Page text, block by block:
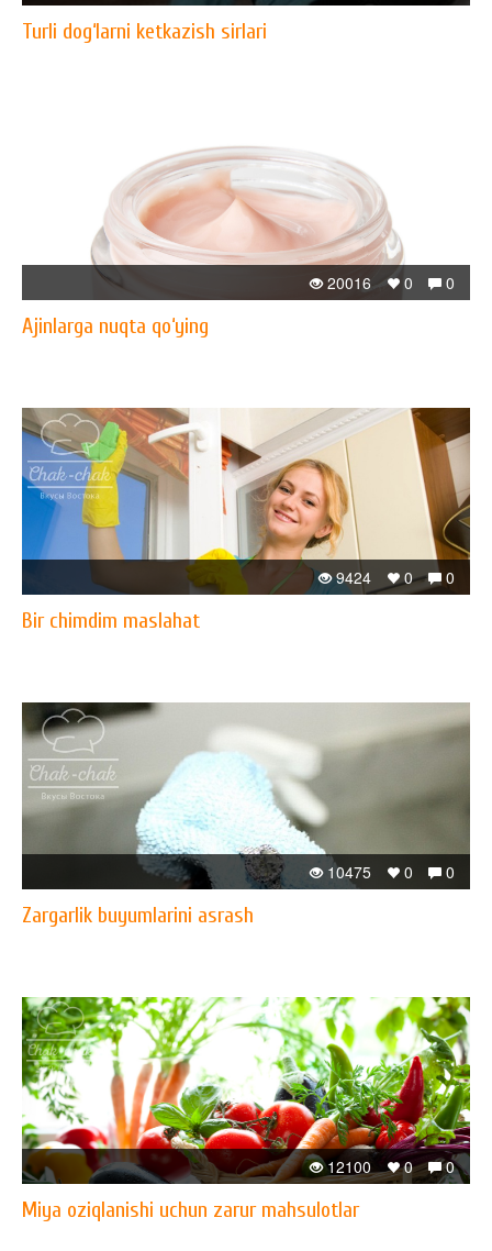
Turli dog‘larni ketkazish sirlari
0
0
20016
Ajinlarga nuqta qo‘ying
0
0
9424
Bir chimdim maslahat
0
0
10475
Zargarlik buyumlarini asrash
0
0
12100
Miya oziqlanishi uchun zarur mahsulotlar